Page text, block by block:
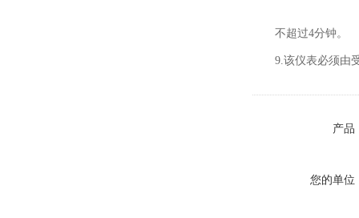
不超过4分钟。
9.该仪表必须由
产品
您的单位